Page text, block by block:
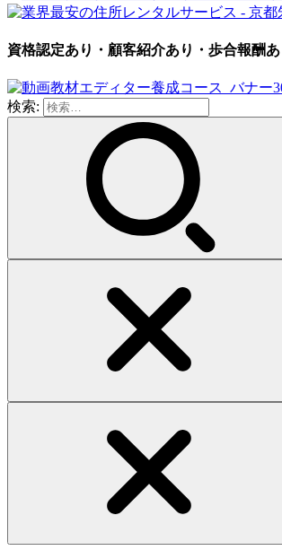
資格認定あり・顧客紹介あり・歩合報酬あ
検索: